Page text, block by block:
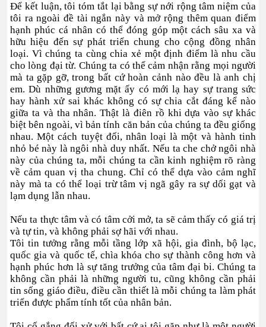
Để kết luận, tôi tóm tắt lại bằng sự nới rộng tâm niệm của
tôi ra ngoài đề tài ngắn này và mở rộng thêm quan điểm
hạnh phúc cá nhân có thể đóng góp một cách sâu xa và
hữu hiệu đến sự phát triển chung cho cộng đồng nhân
loại. Vì chúng ta cùng chia xẻ một định điểm là nhu cầu
cho lòng đại từ. Chúng ta có thể cảm nhận rằng mọi người
mà ta gặp gỡ, trong bất cứ hoàn cảnh nào đều là anh chị
em. Dù những gương mặt ấy có mới lạ hay sự trang sức
hay hành xử sai khác không có sự chia cắt đáng kể nào
giữa ta và tha nhân. Thật là điên rồ khi dựa vào sự khác
biệt bên ngoài, vì bản tính căn bản của chúng ta đều giống
nhau. Một cách tuyệt đối, nhân loại là một và hành tinh
nhỏ bé này là ngôi nhà duy nhất. Nếu ta che chở ngôi nhà
này của chúng ta, mỗi chúng ta cần kinh nghiệm rõ ràng
về cảm quan vị tha chung. Chỉ có thể dựa vào cảm nghĩ
này mà ta có thể loại trừ tâm vị ngã gây ra sự dối gạt và
lạm dụng lẫn nhau.
Nếu ta thực tâm và có tâm cởi mở, ta sẽ cảm thấy có giá trị
và tự tin, và không phải sợ hãi với nhau.
Tôi tin tưởng rằng mỗi tầng lớp xã hội, gia đình, bộ lạc,
quốc gia và quốc tế, chìa khóa cho sự thành công hơn và
hạnh phúc hơn là sự tăng trưởng của tâm đại bi. Chúng ta
không cần phải là những người tu, cũng không cần phải
tin sống giáo điều, điều cần thiết là mỗi chúng ta làm phát
triển được phẩm tính tốt của nhân bản.